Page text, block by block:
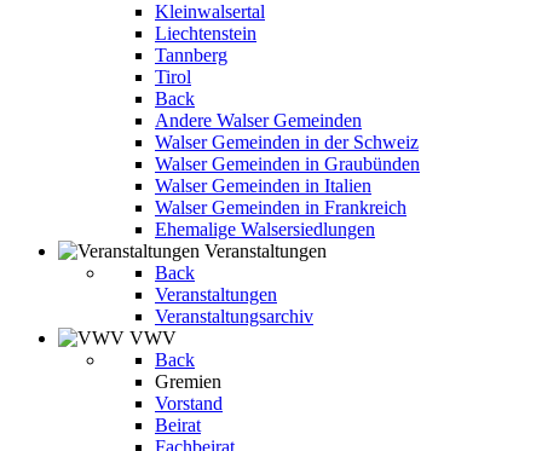
Kleinwalsertal
Liechtenstein
Tannberg
Tirol
Back
Andere Walser Gemeinden
Walser Gemeinden in der Schweiz
Walser Gemeinden in Graubünden
Walser Gemeinden in Italien
Walser Gemeinden in Frankreich
Ehemalige Walsersiedlungen
Veranstaltungen
Back
Veranstaltungen
Veranstaltungsarchiv
VWV
Back
Gremien
Vorstand
Beirat
Fachbeirat